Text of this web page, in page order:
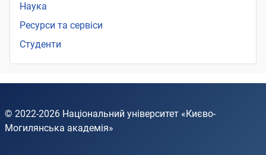
Наука
Ресурси та сервіси
Студенти
© 2022-2026 Національний університет «Києво-
Могилянська академія»